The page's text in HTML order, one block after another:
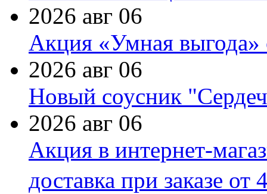
2026 авг 06
Акция «Умная выгода»
2026 авг 06
Новый соусник
2026 авг 06
Акция в интернет-
доставка при заказе от